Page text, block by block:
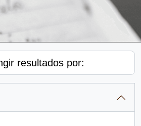
resultados por: